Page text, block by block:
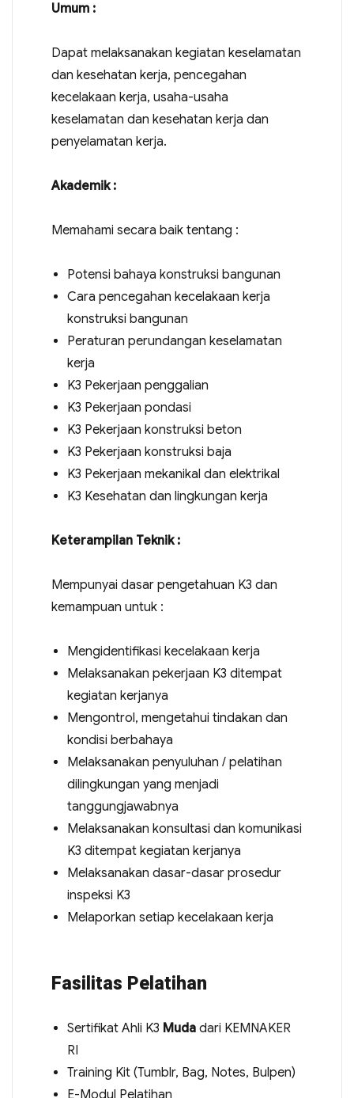
Umum :
Dapat melaksanakan kegiatan keselamatan
dan kesehatan kerja, pencegahan
kecelakaan kerja, usaha-usaha
keselamatan dan kesehatan kerja dan
penyelamatan kerja.
Akademik :
Memahami secara baik tentang :
Potensi bahaya konstruksi bangunan
Cara pencegahan kecelakaan kerja
konstruksi bangunan
Peraturan perundangan keselamatan
kerja
K3 Pekerjaan penggalian
K3 Pekerjaan pondasi
K3 Pekerjaan konstruksi beton
K3 Pekerjaan konstruksi baja
K3 Pekerjaan mekanikal dan elektrikal
K3 Kesehatan dan lingkungan kerja
Keterampilan Teknik :
Mempunyai dasar pengetahuan K3 dan
kemampuan untuk :
Mengidentifikasi kecelakaan kerja
Melaksanakan pekerjaan K3 ditempat
kegiatan kerjanya
Mengontrol, mengetahui tindakan dan
kondisi berbahaya
Melaksanakan penyuluhan / pelatihan
dilingkungan yang menjadi
tanggungjawabnya
Melaksanakan konsultasi dan komunikasi
K3 ditempat kegiatan kerjanya
Melaksanakan dasar-dasar prosedur
inspeksi K3
Melaporkan setiap kecelakaan kerja
Fasilitas Pelatihan
Sertifikat Ahli K3 Mudadari KEMNAKER
RI
Training Kit (Tumblr, Bag, Notes, Bulpen)
E-Modul Pelatihan